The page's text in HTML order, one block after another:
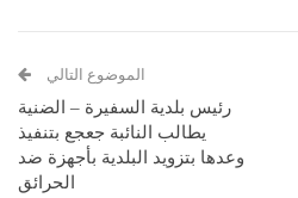
الموضوع التالي
رئيس بلدية السفيرة – الضنية
يطالب النائبة جعجع بتنفيذ
وعدها بتزويد البلدية بأجهزة ضد
الحرائق